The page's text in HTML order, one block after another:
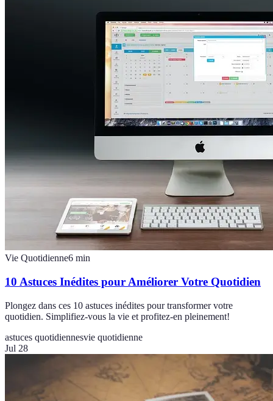
Vie Quotidienne6 min
10 Astuces Inédites pour Améliorer Votre Quotidien
Plongez dans ces 10 astuces inédites pour transformer votre
quotidien. Simplifiez-vous la vie et profitez-en pleinement!
astuces quotidiennesvie quotidienne
Jul 28